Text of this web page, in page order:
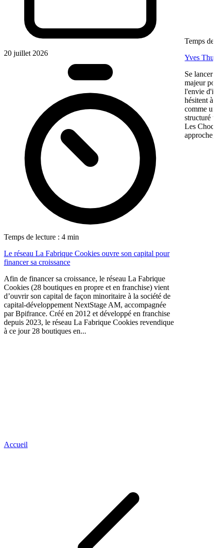
20 juillet 2026
Temps de lecture : 4 min
Le réseau La Fabrique Cookies ouvre son capital pour
financer sa croissance
Afin de financer sa croissance, le réseau La Fabrique
Cookies (28 boutiques en propre et en franchise) vient
d’ouvrir son capital de façon minoritaire à la société de
capital-développement NextStage AM, accompagnée
par Bpifrance. Créé en 2012 et développé en franchise
depuis 2023, le réseau La Fabrique Cookies revendique
à ce jour 28 boutiques en...
Temps de
Yves
Se lancer
majeur
l'envie
hésitent à
comme
structuré
Les
approche,
Accueil